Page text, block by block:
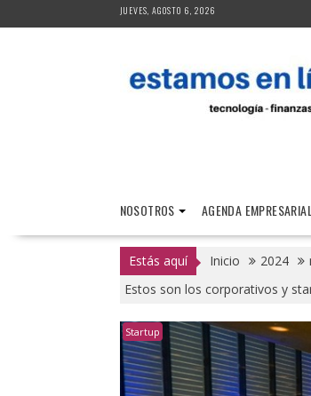
al
JUEVES, AGOSTO 6, 2026
NOSOTROS AGENDA EMPRESARIAL
Estás aquí Inicio 2024
Estos son los corporativos y
Startup